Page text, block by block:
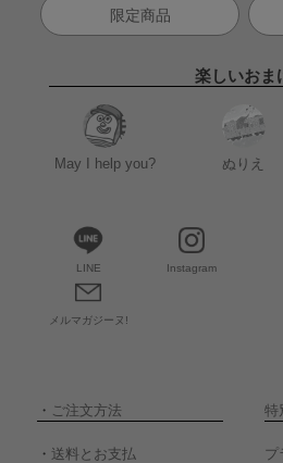
限定商品
楽しいおま
May I help you? ぬりえ
LINE Instagram
メルマガジーヌ!
・ ご注文方法 特
・ 送料とお支払 プ